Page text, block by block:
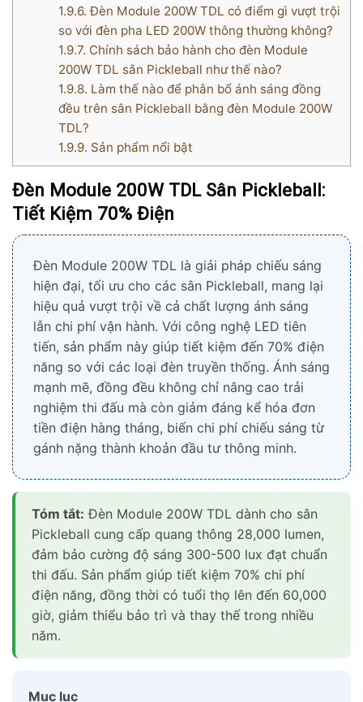
1.9.6. Đèn Module 200W TDL có điểm gì vượt trội
so với đèn pha LED 200W thông thường không?
1.9.7. Chính sách bảo hành cho đèn Module
200W TDL sân Pickleball như thế nào?
1.9.8. Làm thế nào để phân bổ ánh sáng đồng
đều trên sân Pickleball bằng đèn Module 200W
TDL?
1.9.9. Sản phẩm nổi bật
Đèn Module 200W TDL Sân Pickleball:
Tiết Kiệm 70% Điện
Đèn Module 200W TDL là giải pháp chiếu sáng
hiện đại, tối ưu cho các sân Pickleball, mang lại
hiệu quả vượt trội về cả chất lượng ánh sáng
lẫn chi phí vận hành. Với công nghệ LED tiên
tiến, sản phẩm này giúp tiết kiệm đến 70% điện
năng so với các loại đèn truyền thống. Ánh sáng
mạnh mẽ, đồng đều không chỉ nâng cao trải
nghiệm thi đấu mà còn giảm đáng kể hóa đơn
tiền điện hàng tháng, biến chi phí chiếu sáng từ
gánh nặng thành khoản đầu tư thông minh.
Tóm tắt: Đèn Module 200W TDL dành cho sân
Pickleball cung cấp quang thông 28,000 lumen,
đảm bảo cường độ sáng 300-500 lux đạt chuẩn
thi đấu. Sản phẩm giúp tiết kiệm 70% chi phí
điện năng, đồng thời có tuổi thọ lên đến 60,000
giờ, giảm thiểu bảo trì và thay thế trong nhiều
năm.
Mục lục